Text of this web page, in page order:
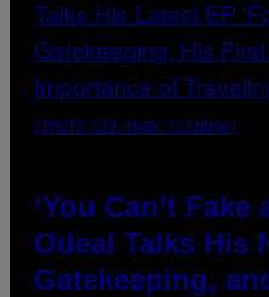
(PHOTO VIA MARK CLENNON)
‘You Can’t Fake
Odeal Talks His
Gatekeeping,